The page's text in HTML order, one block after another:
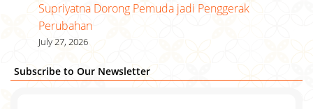
Supriyatna Dorong Pemuda jadi Penggerak
Perubahan
July 27, 2026
Subscribe to Our Newsletter